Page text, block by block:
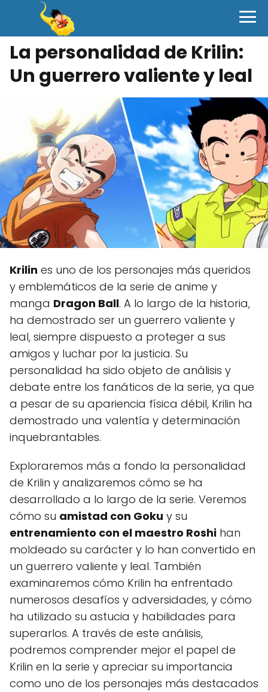
La personalidad de Krilin:
Un guerrero valiente y leal
Krilin es uno de los personajes más queridos
y emblemáticos de la serie de anime y
manga Dragon Ball. A lo largo de la historia,
ha demostrado ser un guerrero valiente y
leal, siempre dispuesto a proteger a sus
amigos y luchar por la justicia. Su
personalidad ha sido objeto de análisis y
debate entre los fanáticos de la serie, ya que
a pesar de su apariencia física débil, Krilin ha
demostrado una valentía y determinación
inquebrantables.
Exploraremos más a fondo la personalidad
de Krilin y analizaremos cómo se ha
desarrollado a lo largo de la serie. Veremos
cómo su amistad con Goku y su
entrenamiento con el maestro Roshi han
moldeado su carácter y lo han convertido en
un guerrero valiente y leal. También
examinaremos cómo Krilin ha enfrentado
numerosos desafíos y adversidades, y cómo
ha utilizado su astucia y habilidades para
superarlos. A través de este análisis,
podremos comprender mejor el papel de
Krilin en la serie y apreciar su importancia
como uno de los personajes más destacados